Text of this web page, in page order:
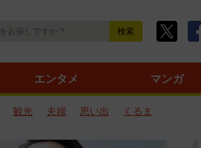
エンタメ マンガ
観光 夫婦 思い出
くるま